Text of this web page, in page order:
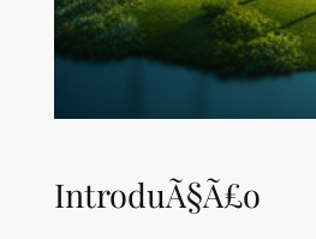
IntroduÃ§Ã£o